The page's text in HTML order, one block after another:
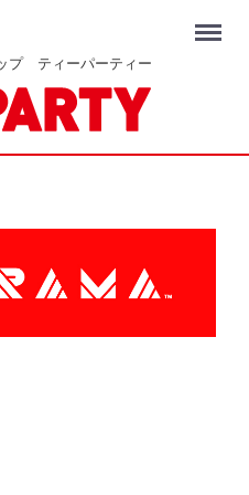
プ ティーパーティー
Menu